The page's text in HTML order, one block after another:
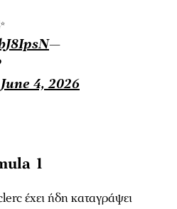
—
June 4, 2026
1
έχει ήδη καταγράψει